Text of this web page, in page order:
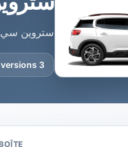
ستروين سي 5 إيركروس في مواجهة منافسيها بالمغرب : قارن الأسعار والمحركات والمعدات لتحديد أفضل خيار في فئتها.
3 versions